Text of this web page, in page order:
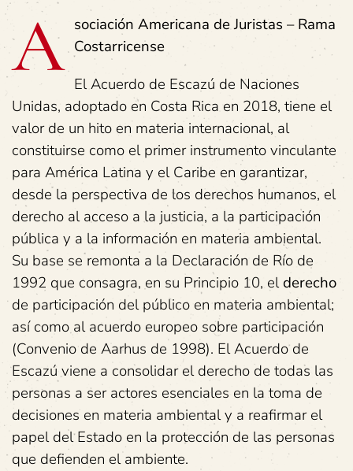
A sociación Americana de Juristas – Rama
Costarricense
El Acuerdo de Escazú de Naciones
Unidas, adoptado en Costa Rica en 2018, tiene el
valor de un hito en materia internacional, al
constituirse como el primer instrumento vinculante
para América Latina y el Caribe en garantizar,
desde la perspectiva de los derechos humanos, el
derecho al acceso a la justicia, a la participación
pública y a la información en materia ambiental.
Su base se remonta a la Declaración de Río de
1992 que consagra, en su Principio 10, elderecho
de participación del público en materia ambiental;
así como al acuerdo europeo sobre participación
(Convenio de Aarhus de 1998). El Acuerdo de
Escazú viene a consolidar el derecho de todas las
personas a ser actores esenciales en la toma de
decisiones en materia ambiental y a reafirmar el
papel del Estado en la protección de las personas
que defienden el ambiente.